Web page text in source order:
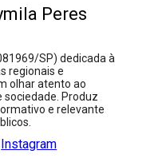
Peres
SP) dedicada à
regionais e
olhar atento ao
sociedade. Produz
e relevante
Instagram